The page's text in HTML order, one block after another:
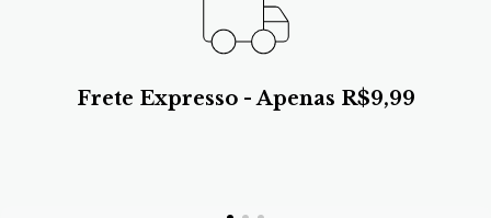
* Disponível nas cores: bege, preto, rosa e azul.
busca elegância com um toque romântico. ✨
Frete Expresso - Apenas R$9,99